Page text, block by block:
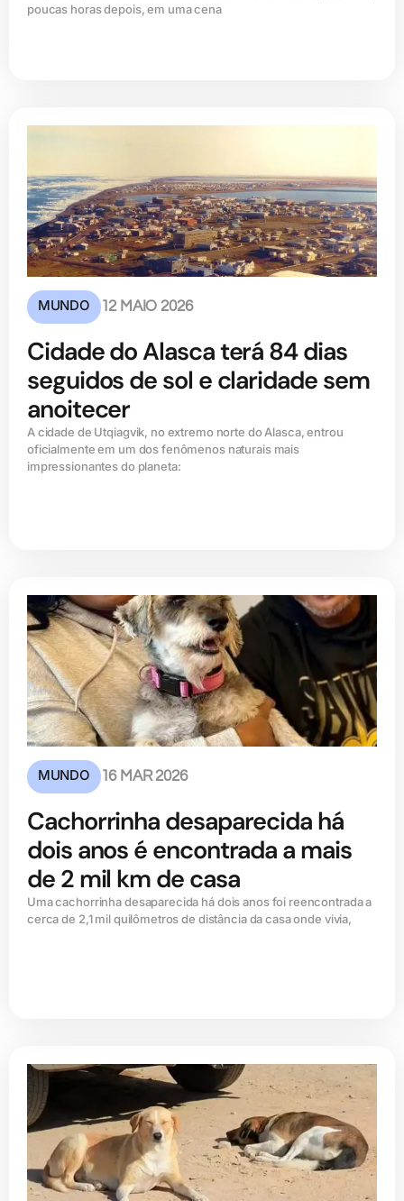
poucas horas depois, em uma cena
MUNDO 12 MAIO 2026
Cidade do Alasca terá 84 dias
seguidos de sol e claridade sem
anoitecer
A cidade de Utqiagvik, no extremo norte do Alasca, entrou
oficialmente em um dos fenômenos naturais mais
impressionantes do planeta:
MUNDO 16 MAR 2026
Cachorrinha desaparecida há
dois anos é encontrada a mais
de 2 mil km de casa
Uma cachorrinha desaparecida há dois anos foi reencontrada a
cerca de 2,1 mil quilômetros de distância da casa onde vivia,